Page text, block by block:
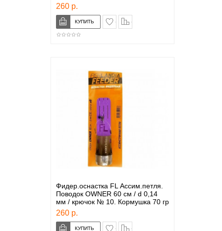
260 р.
в закладки
Фидер.оснастка FL Ассим.петля.
Поводок OWNER 60 см / d 0,14
мм / крючок № 10. Кормушка 70 гр
260 р.
в закладки